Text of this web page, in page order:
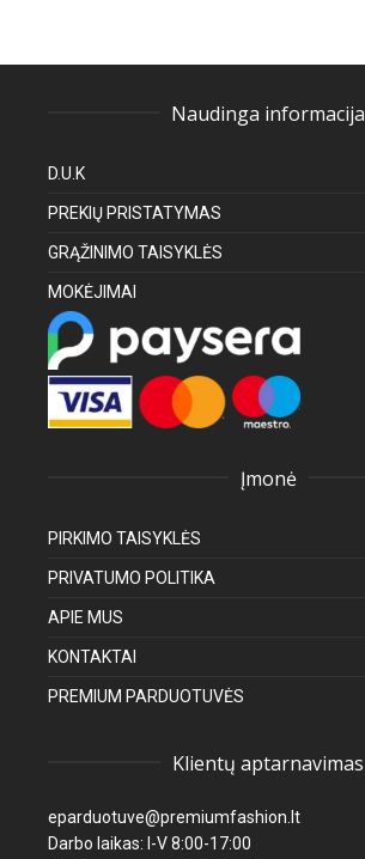
Naudinga informacija
D.U.K
PREKIŲ PRISTATYMAS
GRĄŽINIMO TAISYKLĖS
MOKĖJIMAI
Įmonė
PIRKIMO TAISYKLĖS
PRIVATUMO POLITIKA
APIE MUS
KONTAKTAI
PREMIUM PARDUOTUVĖS
Klientų aptarnavimas
eparduotuve@premiumfashion.lt
Darbo laikas: I-V 8:00-17:00